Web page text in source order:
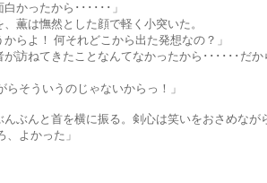
たから･･････」
然とした顔で軽く小突いた。
何それどこから出た発想なの？」
ことなんてなかったから･･････だから、
うのじゃないからっ！」
横に振る。剣心は笑いをおさめながら、
かった」